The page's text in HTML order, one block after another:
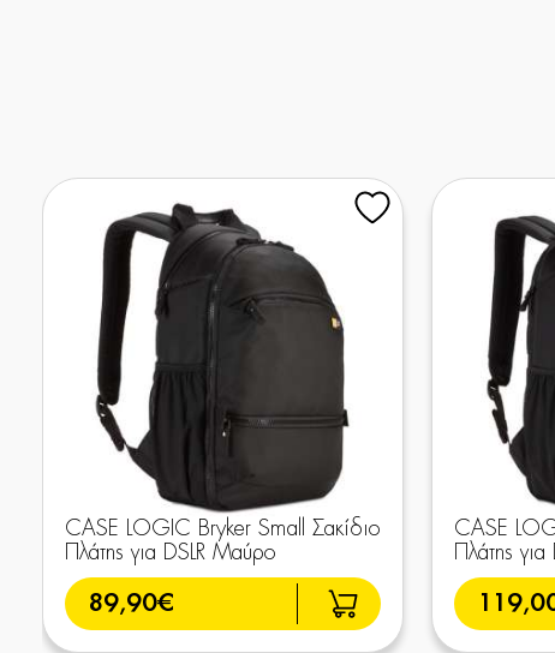
CASE LOGIC Bryker Small Σακίδιο
Πλάτης για DSLR Μαύρο
89,90€
CASE
Πλάτης